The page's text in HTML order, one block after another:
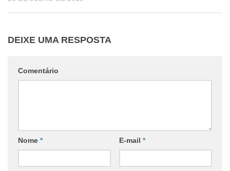
DEIXE UMA RESPOSTA
Comentário
Nome * E-mail *